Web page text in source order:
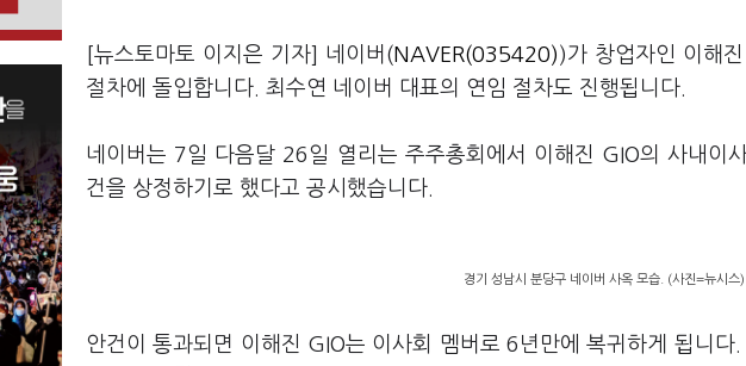
[뉴스토마토 이지은 기자] 네이버( NAVER(035420) )가 창업자인 이해
절차에 돌입합니다. 최수연 네이버 대표의 연임 절차도 진행됩니다.
네이버는 7일 다음달 26일 열리는 주주총회에서 이해진 GIO의 사내이
건을 상정하기로 했다고 공시했습니다.
경기 성남시 분당구 네이버 사옥 모습. (사진=뉴시스)
안건이 통과되면 이해진 GIO는 이사회 멤버로 6년만에 복귀하게 됩니